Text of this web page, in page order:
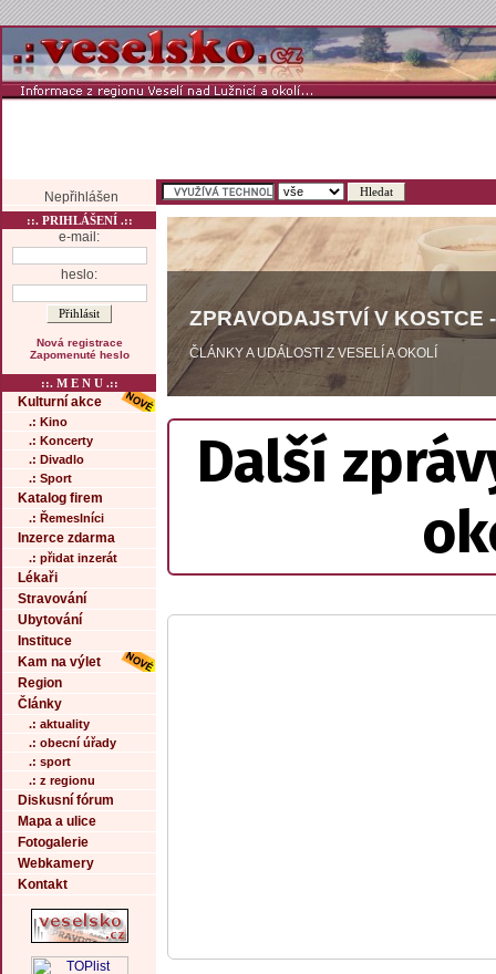
Nepřihlášen
::. PRIHLÁŠENÍ .::
e-mail:
heslo:
Nová registrace
Zapomenuté heslo
::. M E N U .::
Kulturní akce
.: Kino
.: Koncerty
.: Divadlo
.: Sport
Katalog firem
.: Řemeslníci
Inzerce zdarma
.: přidat inzerát
Lékaři
Stravování
Ubytování
Instituce
Kam na výlet
Region
Články
.: aktuality
.: obecní úřady
.: sport
.: z regionu
Diskusní fórum
Mapa a ulice
Fotogalerie
Webkamery
Kontakt
ZPRAVODAJSTVÍ V KOSTCE
ČLÁNKY A UDÁLOSTI Z VESELÍ A OKOLÍ
Další